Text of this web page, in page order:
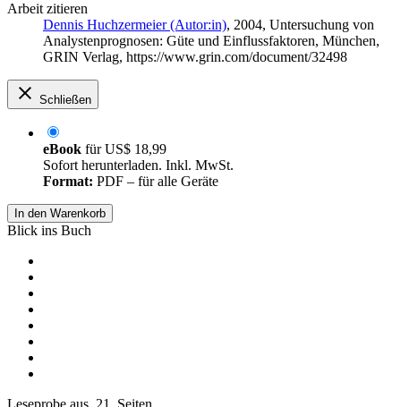
Arbeit zitieren
Dennis Huchzermeier (Autor:in), 2004, Untersuchung von
Analystenprognosen: Güte und Einflussfaktoren, München,
GRIN Verlag, https://www.grin.com/document/32498
Schließen
eBook fürUS$ 18,99
Sofort herunterladen. Inkl. MwSt.
Format: PDF – für alle Geräte
In den Warenkorb
Blick ins Buch